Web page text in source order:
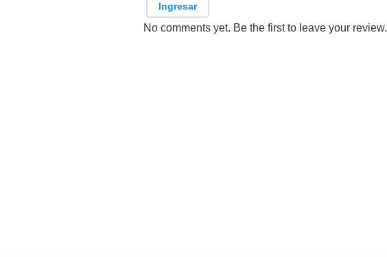
Ingresar
No comments yet. Be the first to leave your review.